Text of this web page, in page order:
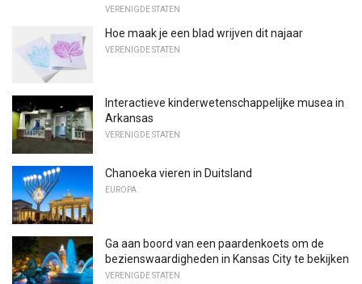
VERENIGDE STATEN
Hoe maak je een blad wrijven dit najaar
VERENIGDE STATEN
Interactieve kinderwetenschappelijke musea in
Arkansas
VERENIGDE STATEN
Chanoeka vieren in Duitsland
EUROPA
Ga aan boord van een paardenkoets om de
bezienswaardigheden in Kansas City te bekijken
VERENIGDE STATEN